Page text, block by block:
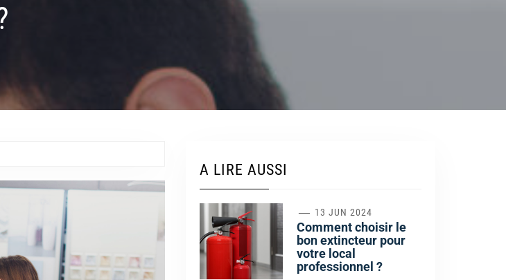
A LIRE AUSSI
1 13 JUN 2024
Comment choisir le
bon extincteur pour
votre local
professionnel ?